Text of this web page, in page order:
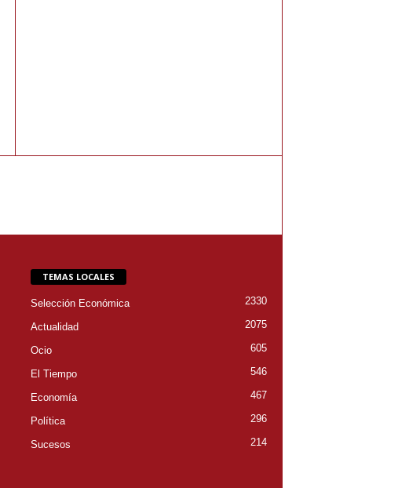
TEMAS LOCALES
Selección Económica 2330
Actualidad 2075
Ocio 605
El Tiempo 546
Economía 467
Política 296
Sucesos 214